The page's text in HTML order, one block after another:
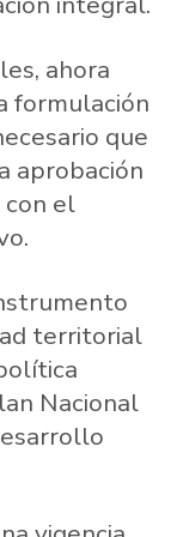
ahora
formulación
que
aprobación
el
territorial
Nacional